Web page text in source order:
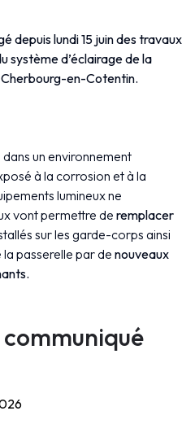
depuis lundi 15 juin des travaux
système d’éclairage de la
en-Cotentin.
dans un environnement
à la corrosion et à la
lumineux ne
vont permettre de remplacer
sur les garde-corps ainsi
passerelle par de nouveaux